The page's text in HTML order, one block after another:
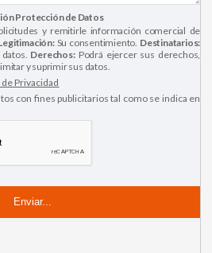
Protección de Datos
y remitirle información comercial de
Su consentimiento. Destinatarios:
Derechos:Podrá ejercer sus derechos,
y suprimir sus datos.
Privacidad
con fines publicitarios tal como se indica en